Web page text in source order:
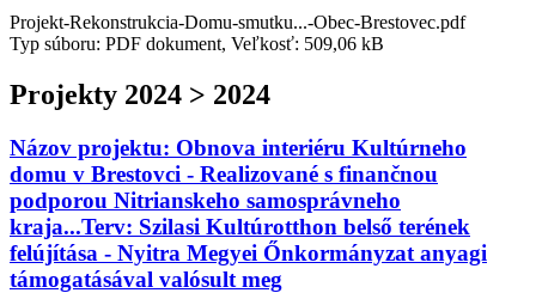
Projekt-Rekonstrukcia-Domu-smutku...-Obec-Brestovec.pdf
Typ súboru: PDF dokument, Veľkosť: 509,06 kB
Projekty 2024 > 2024
Názov projektu: Obnova interiéru Kultúrneho
domu v Brestovci - Realizované s finančnou
podporou Nitrianskeho samosprávneho
kraja...Terv: Szilasi Kultúrotthon belső terének
felújítása - Nyitra Megyei Őnkormányzat anyagi
támogatásával valósult meg